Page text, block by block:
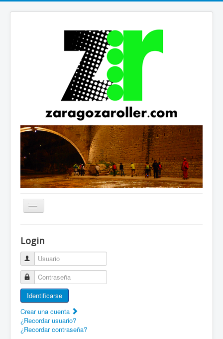
Cambiar
Patines Solidarios
¿Cómo asociarme? Ventajas
Movilidad en patines F.A.Q.
Enlaces
Login
Usuario
Contraseña
Identificarse
Crear una cuenta
¿Recordar usuario?
¿Recordar contraseña?